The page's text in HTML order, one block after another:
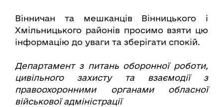
Вінничан та мешканців Вінницького і
Хмільницького районів просимо взяти цю
інформацію до уваги та зберігати спокій.
Департамент з питань оборонної роботи,
цивільного захисту та взаємодії з
правоохоронними органами обласної
військової адміністрації